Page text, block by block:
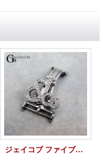
ジェイコブ ファイブタイムゾーン 47mm ダイヤバックル